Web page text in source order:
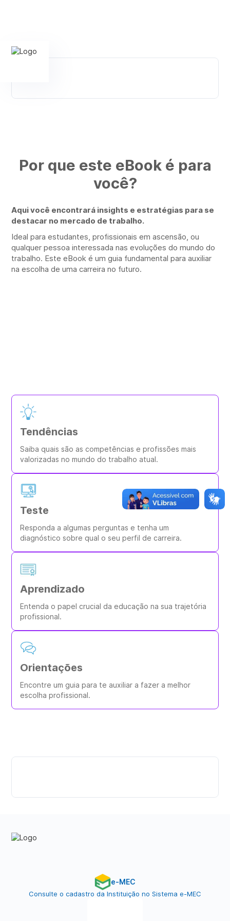
Por que este eBook é para
você?
Aqui você encontrará insights e estratégias para se
destacar no mercado de trabalho.
Ideal para estudantes, profissionais em ascensão, ou
qualquer pessoa interessada nas evoluções do mundo do
trabalho. Este eBook é um guia fundamental para auxiliar
na escolha de uma carreira no futuro.
Tendências
Saiba quais são as competências e profissões mais
valorizadas no mundo do trabalho atual.
Teste
Responda a algumas perguntas e tenha um
diagnóstico sobre qual o seu perfil de carreira.
Aprendizado
Entenda o papel crucial da educação na sua trajetória
profissional.
Orientações
Encontre um guia para te auxiliar a fazer a melhor
escolha profissional.
e-MEC
Consulte o cadastro da Instituição no Sistema e-MEC